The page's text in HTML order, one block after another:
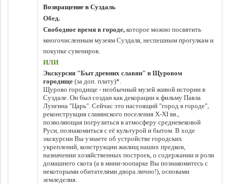
Возвращение в Суздаль
Обед.
Свободное время в городе, которое можно посвятить
многочисленным музеям Суздаля, неспешным прогулкам и
покупке сувениров.
ИЛИ
Экскурсия "Быт древних славян" в Щуровом
городище (за доп. плату)*.
Щурово городище - необычный музей живой истории в
Суздале. Он был создан как декорации к фильму Павла
Лунгина "Царь". Сейчас это настоящий "город в городе",
реконструкция славянского поселения X-XI вв.,
позволяющая погрузиться в атмосферу средневековой
Руси, познакомиться с её культурой и бытом. В ходе
экскурсии Вы узнаете об устройстве городских
укреплений, конструкции жилищ наших предков,
назначении хозяйственных построек, о содержании и роли
домашнего скота (а в мини-зоопарке Вы познакомитесь с
некоторыми обитателями двора лично!), основами
земледелия.